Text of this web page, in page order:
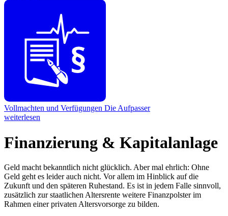
Vollmachten und Verfügungen Die Aufpasser
weiterlesen
Finanzierung & Kapitalanlage
Geld macht bekanntlich nicht glücklich. Aber mal ehrlich: Ohne
Geld geht es leider auch nicht. Vor allem im Hinblick auf die
Zukunft und den späteren Ruhestand. Es ist in jedem Falle sinnvoll,
zusätzlich zur staatlichen Altersrente weitere Finanzpolster im
Rahmen einer privaten Altersvorsorge zu bilden.